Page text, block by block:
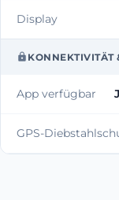
Display
KONNEKTIVITÄT
App verfügbar
GPS-